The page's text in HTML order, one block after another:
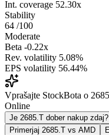
Int. coverage 52.30x
Stability
64 /100
Moderate
Beta -0.22x
Rev. volatility 5.08%
EPS volatility 56.44%
Vprašajte StockBota o
Online
Je 2685.T dober nakup zdaj?
Primerjaj 2685.T vs AMD